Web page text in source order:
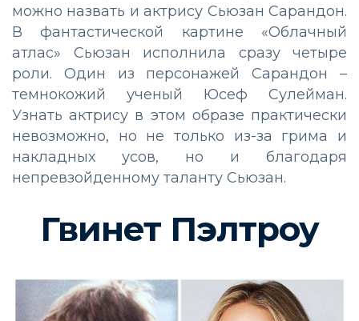
можно назвать и актрису Сьюзан Сарандон.
В фантастической картине «Облачный
атлас» Сьюзан исполнила сразу четыре
роли. Один из персонажей Сарандон –
темнокожий ученый Юсеф Сулейман.
Узнать актрису в этом образе практически
невозможно, но не только из-за грима и
накладных усов, но и благодаря
непревзойденному таланту Сьюзан.
Гвинет Пэлтроу